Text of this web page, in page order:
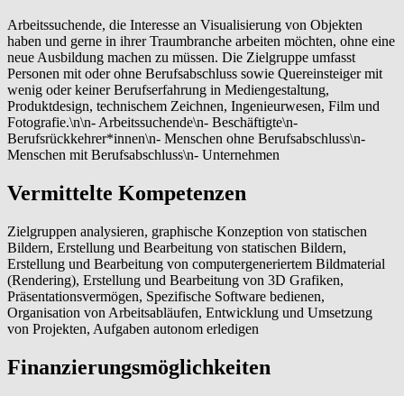
Arbeitssuchende, die Interesse an Visualisierung von Objekten
haben und gerne in ihrer Traumbranche arbeiten möchten, ohne eine
neue Ausbildung machen zu müssen. Die Zielgruppe umfasst
Personen mit oder ohne Berufsabschluss sowie Quereinsteiger mit
wenig oder keiner Berufserfahrung in Mediengestaltung,
Produktdesign, technischem Zeichnen, Ingenieurwesen, Film und
Fotografie.\n\n- Arbeitssuchende\n- Beschäftigte\n-
Berufsrückkehrer*innen\n- Menschen ohne Berufsabschluss\n-
Menschen mit Berufsabschluss\n- Unternehmen
Vermittelte Kompetenzen
Zielgruppen analysieren, graphische Konzeption von statischen
Bildern, Erstellung und Bearbeitung von statischen Bildern,
Erstellung und Bearbeitung von computergeneriertem Bildmaterial
(Rendering), Erstellung und Bearbeitung von 3D Grafiken,
Präsentationsvermögen, Spezifische Software bedienen,
Organisation von Arbeitsabläufen, Entwicklung und Umsetzung
von Projekten, Aufgaben autonom erledigen
Finanzierungsmöglichkeiten